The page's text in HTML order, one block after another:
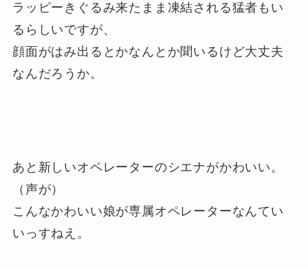
ラッピーきぐるみ来たまま凍結される猛者もい
るらしいですが、
顔面がはみ出るとかなんとか聞いるけど大丈夫
なんだろうか。
あと新しいオペレーターのシエナがかわいい。
（声が）
こんなかわいい娘が専属オペレーターなんてい
いっすねえ。